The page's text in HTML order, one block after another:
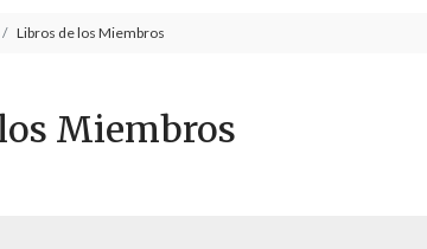
Libros de los Miembros
Miembros